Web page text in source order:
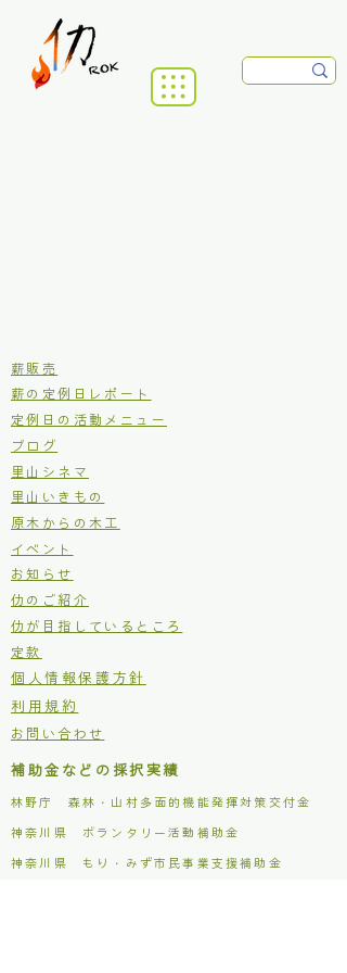
​薪販売
薪の定例日レポート
定例日の活動メニュー
ブログ
里山シネマ
里山いきもの
原木からの木工
イベント
お知らせ
仂のご紹介
仂が目指しているところ
定款
個人情報保護方針
利用規約
お問い合わせ
補助金などの採択実績
林野庁 森林・山村多面的機能発揮対策交付金
​神奈川県 ボランタリー活動補助金
​神奈川県 もり・みず市民事業支援補助金